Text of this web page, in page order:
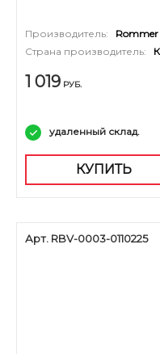
Производитель:
Rommer
Страна производитель:
1 019 РУБ.
удаленный склад.
КУПИТЬ
Арт. RBV-0003-0110225